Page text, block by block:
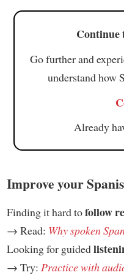
Continue
Go further and
understand how
Already
Improve your
Finding it hard tofollow
→ Read: Why spoken
Looking for guided
→ Try: Practice with